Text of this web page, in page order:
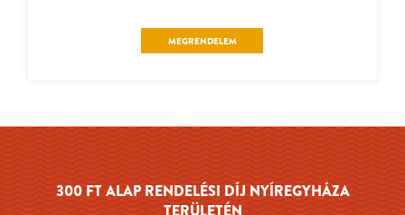
MEGRENDELEM
300 FT ALAP RENDELÉSI DÍJ NYÍREGYHÁZA
TERÜLETÉN